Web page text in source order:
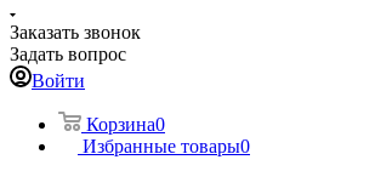
Заказать звонок
Задать вопрос
Войти
Корзина0
Избранные товары0